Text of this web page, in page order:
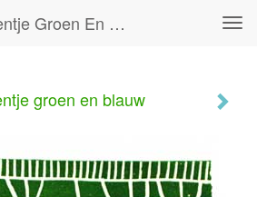
Lia Stouten - Katoentje Groen En Blauw
groen en blauw